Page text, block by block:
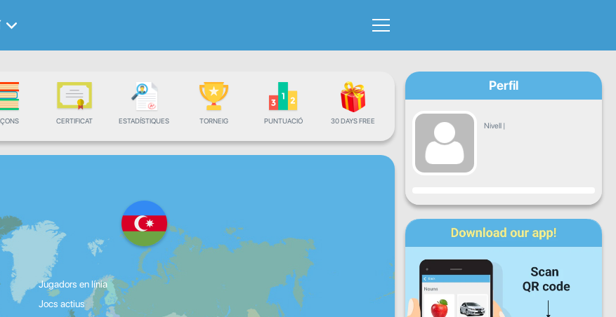
CERTIFICAT ESTADÍSTIQUES TORNEIG PUNTUACIÓ 30 DAYS FREE
Jugadors en línia
Jocs actius
Perfil
Nivell |
Progrés
Dc Dj